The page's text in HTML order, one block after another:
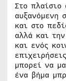
Στο πλαίσιο
αυξανόμενη
και στο
αλλά και
και ενός
μπορεί να
ένα βήμα